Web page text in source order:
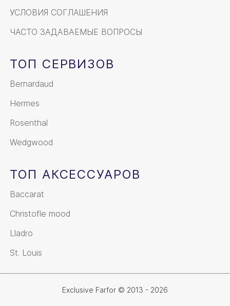
УСЛОВИЯ СОГЛАШЕНИЯ
ЧАСТО ЗАДАВАЕМЫЕ ВОПРОСЫ
ТОП СЕРВИЗОВ
Bernardaud
Hermes
Rosenthal
Wedgwood
ТОП АКСЕССУАРОВ
Baccarat
Christofle mood
Lladro
St. Louis
Exclusive Farfor © 2013 - 2026